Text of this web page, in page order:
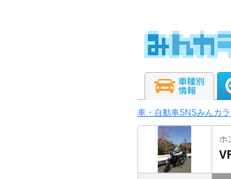
車・自動車SNSみんカラ
ホ